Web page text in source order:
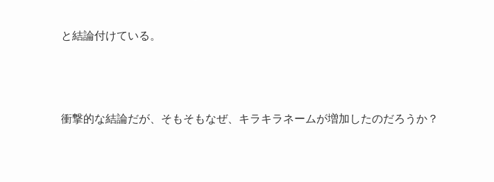
と結論付けている。
衝撃的な結論だが、そもそもなぜ、キラキラネームが増加したのだろうか？